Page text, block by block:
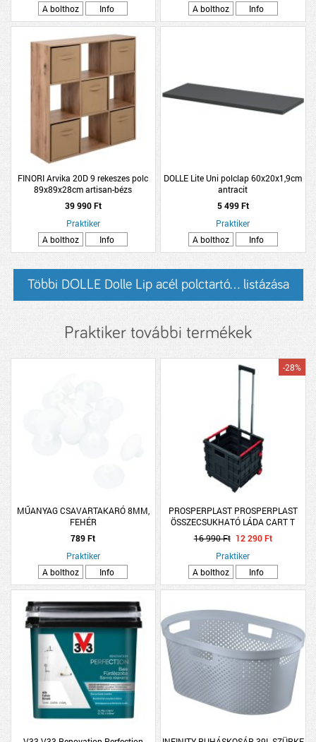
A bolthoz
Info
A bolthoz
Info
FINORI Arvika 20D 9 rekeszes polc
89x89x28cm artisan-bézs
39 990 Ft
Praktiker
A bolthoz
Info
DOLLE Lite Uni polclap 60x20x1,9cm
antracit
5 499 Ft
Praktiker
A bolthoz
Info
Többi DOLLE Dolle Lip acél polctartó... listázása
Praktiker további termékek
MŰANYAG CSAVARTAKARÓ 8MM,
FEHÉR
789 Ft
Praktiker
A bolthoz
Info
PROSPERPLAST PROSPERPLAST
ÖSSZECSUKHATÓ LÁDA CART T
4040, 396X370X960MM
-28%
16 990 Ft 12 290 Ft
Praktiker
A bolthoz
Info